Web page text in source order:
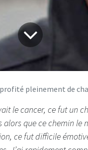
pleinement de
le cancer, ce fut un
que ce chemin le
ce fut difficile